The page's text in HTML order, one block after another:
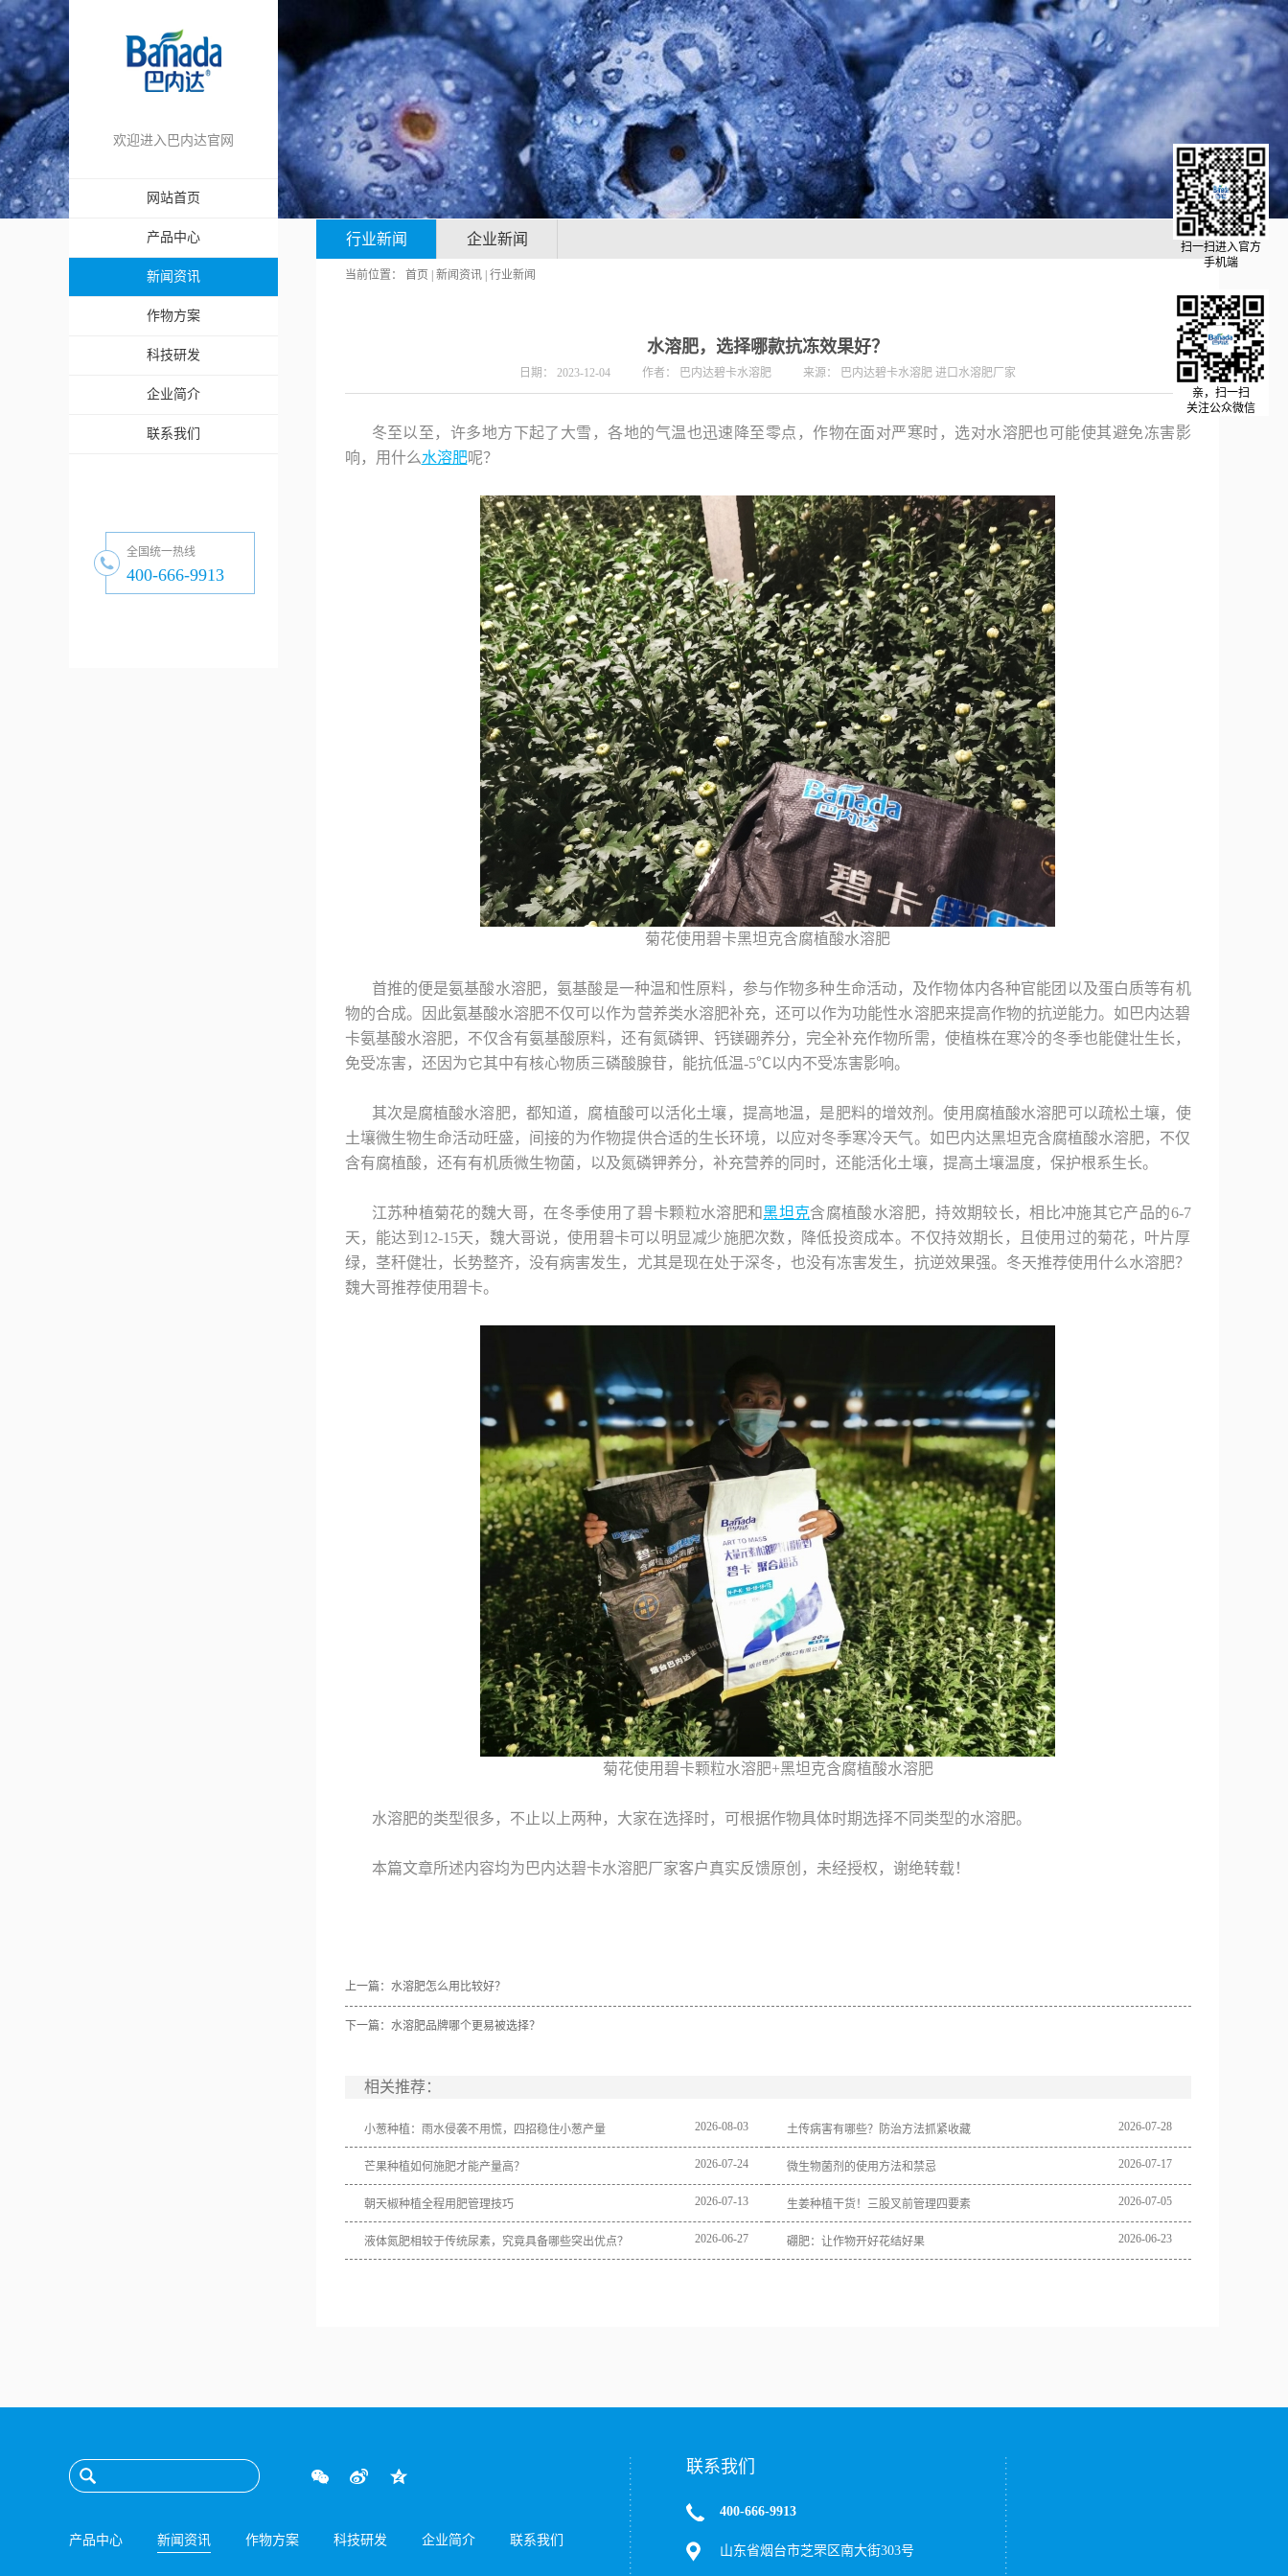
欢迎进入巴内达官网
网站首页
产品中心
新闻资讯
作物方案
科技研发
企业简介
联系我们
全国统一热线
400-666-9913
亲，扫一扫
关注公众微信
行业新闻 企业新闻
当前位置： 首页 新闻资讯 行业新闻
水溶肥，选择哪款抗冻效果好？
日期： 2023-12-04 作者： 巴内达碧卡水溶肥 来源： 巴内达碧卡水溶肥 进口水溶肥厂家
冬至以至，许多地方下起了大雪，各地的气温也迅速降至零点，作物在面对严寒时，选对水溶肥也可能使其避免冻害影
响，用什么水溶肥呢？
菊花使用碧卡黑坦克含腐植酸水溶肥
首推的便是氨基酸水溶肥，氨基酸是一种温和性原料，参与作物多种生命活动，及作物体内各种官能团以及蛋白质等有机
物的合成。因此氨基酸水溶肥不仅可以作为营养类水溶肥补充，还可以作为功能性水溶肥来提高作物的抗逆能力。如巴内达碧
卡氨基酸水溶肥，不仅含有氨基酸原料，还有氮磷钾、钙镁硼养分，完全补充作物所需，使植株在寒冷的冬季也能健壮生长，
免受冻害，还因为它其中有核心物质三磷酸腺苷，能抗低温-5℃以内不受冻害影响。
其次是腐植酸水溶肥，都知道，腐植酸可以活化土壤，提高地温，是肥料的增效剂。使用腐植酸水溶肥可以疏松土壤，使
土壤微生物生命活动旺盛，间接的为作物提供合适的生长环境，以应对冬季寒冷天气。如巴内达黑坦克含腐植酸水溶肥，不仅
含有腐植酸，还有有机质微生物菌，以及氮磷钾养分，补充营养的同时，还能活化土壤，提高土壤温度，保护根系生长。
江苏种植菊花的魏大哥，在冬季使用了碧卡颗粒水溶肥和黑坦克含腐植酸水溶肥，持效期较长，相比冲施其它产品的6-7
天，能达到12-15天，魏大哥说，使用碧卡可以明显减少施肥次数，降低投资成本。不仅持效期长，且使用过的菊花，叶片厚
绿，茎秆健壮，长势整齐，没有病害发生，尤其是现在处于深冬，也没有冻害发生，抗逆效果强。冬天推荐使用什么水溶肥？
魏大哥推荐使用碧卡。
菊花使用碧卡颗粒水溶肥+黑坦克含腐植酸水溶肥
水溶肥的类型很多，不止以上两种，大家在选择时，可根据作物具体时期选择不同类型的水溶肥。
本篇文章所述内容均为巴内达碧卡水溶肥厂家客户真实反馈原创，未经授权，谢绝转载！
上一篇： 水溶肥怎么用比较好？
下一篇： 水溶肥品牌哪个更易被选择？
相关推荐：
小葱种植：雨水侵袭不用慌，四招稳住小葱产量 2026-08-03 土传病害有哪些？防治方法抓紧收藏 2026-07-28
芒果种植如何施肥才能产量高？ 2026-07-24 微生物菌剂的使用方法和禁忌 2026-07-17
朝天椒种植全程用肥管理技巧 2026-07-13 生姜种植干货！三股叉前管理四要素 2026-07-05
液体氮肥相较于传统尿素，究竟具备哪些突出优点？ 2026-06-27 硼肥：让作物开好花结好果 2026-06-23
产品中心 新闻资讯 作物方案 科技研发 企业简介 联系我们
联系我们
400-666-9913
山东省烟台市芝罘区南大街303号
扫一扫进入官方
手机端